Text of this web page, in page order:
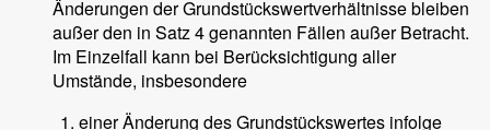
Änderungen der Grundstückswertverhältnisse bleiben
außer den in Satz 4 genannten Fällen außer Betracht.
Im Einzelfall kann bei Berücksichtigung aller
Umstände, insbesondere
einer Änderung des Grundstückswertes infolge